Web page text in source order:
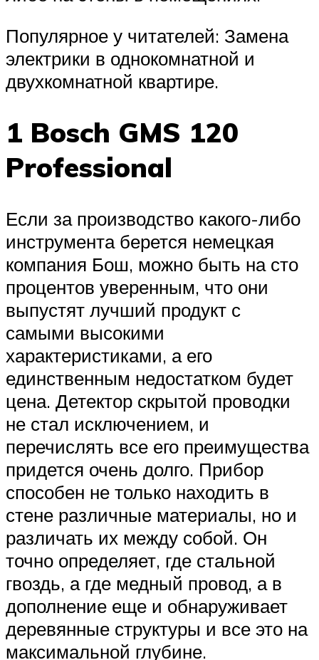
Популярное у читателей: Замена
электрики в однокомнатной и
двухкомнатной квартире.
1 Bosch GMS 120
Professional
Если за производство какого-либо
инструмента берется немецкая
компания Бош, можно быть на сто
процентов уверенным, что они
выпустят лучший продукт с
самыми высокими
характеристиками, а его
единственным недостатком будет
цена. Детектор скрытой проводки
не стал исключением, и
перечислять все его преимущества
придется очень долго. Прибор
способен не только находить в
стене различные материалы, но и
различать их между собой. Он
точно определяет, где стальной
гвоздь, а где медный провод, а в
дополнение еще и обнаруживает
деревянные структуры и все это на
максимальной глубине.